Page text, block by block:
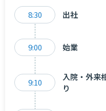
8:30 出社
9:00 始業
9:10
入院・外来
り